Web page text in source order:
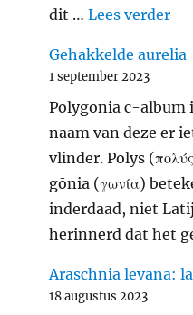
dit …Lees verder
Gehakkelde aurelia
1 september 2023
Polygonia c-album
naam van deze er
vlinder. Polys
gōnia (γωνία)
inderdaad, niet
herinnerd dat het
Araschnia levana:
18 augustus 2023